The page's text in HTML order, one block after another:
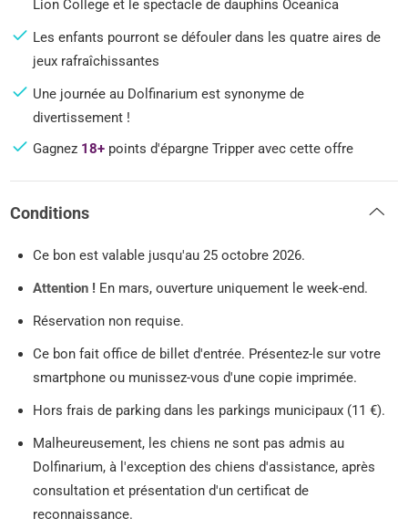
Lion College et le spectacle de dauphins Oceanica
Les enfants pourront se défouler dans les quatre aires de
jeux rafraîchissantes
Une journée au Dolfinarium est synonyme de
divertissement !
Gagnez 18+ points d'épargne Tripper avec cette offre
Conditions
Ce bon est valable jusqu'au 25 octobre 2026.
Attention ! En mars, ouverture uniquement le week-end.
Réservation non requise.
Ce bon fait office de billet d'entrée. Présentez-le sur votre
smartphone ou munissez-vous d'une copie imprimée.
Hors frais de parking dans les parkings municipaux (11 €).
Malheureusement, les chiens ne sont pas admis au
Dolfinarium, à l'exception des chiens d'assistance, après
consultation et présentation d'un certificat de
reconnaissance.